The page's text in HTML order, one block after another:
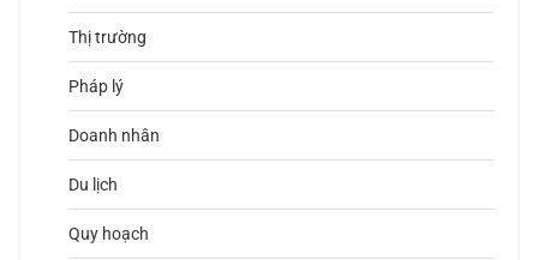
Thị trường
Pháp lý
Doanh nhân
Du lịch
Quy hoạch